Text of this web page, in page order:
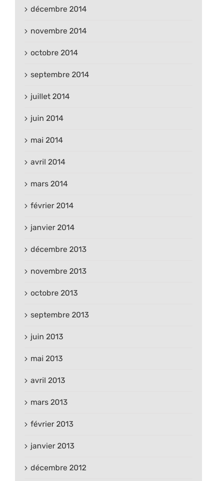
décembre 2014
novembre 2014
octobre 2014
septembre 2014
juillet 2014
juin 2014
mai 2014
avril 2014
mars 2014
février 2014
janvier 2014
décembre 2013
novembre 2013
octobre 2013
septembre 2013
juin 2013
mai 2013
avril 2013
mars 2013
février 2013
janvier 2013
décembre 2012